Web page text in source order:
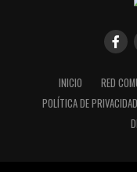
INICIO RED
POLÍTICA DE PRIVACIDAD